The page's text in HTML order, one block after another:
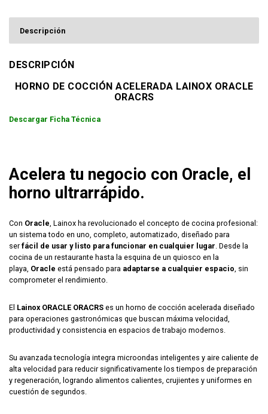
Descripción
DESCRIPCIÓN
HORNO DE COCCIÓN ACELERADA LAINOX ORACLE
ORACRS
Descargar Ficha Técnica
Acelera tu negocio con Oracle, el
horno ultrarrápido.
Con Oracle, Lainox ha revolucionado el concepto de cocina profesional:
un sistema todo en uno, completo, automatizado, diseñado para
ser fácil de usar y listo para funcionar en cualquier lugar. Desde la
cocina de un restaurante hasta la esquina de un quiosco en la
playa, Oracle está pensado para adaptarse a cualquier espacio, sin
comprometer el rendimiento.
El Lainox ORACLE ORACRS es un horno de cocción acelerada diseñado
para operaciones gastronómicas que buscan máxima velocidad,
productividad y consistencia en espacios de trabajo modernos.
Su avanzada tecnología integra microondas inteligentes y aire caliente de
alta velocidad para reducir significativamente los tiempos de preparación
y regeneración, logrando alimentos calientes, crujientes y uniformes en
cuestión de segundos.